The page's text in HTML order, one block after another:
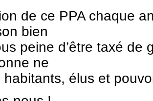
de ce PPA chaque
bien
peine d’être taxé de
ne
habitants, élus et